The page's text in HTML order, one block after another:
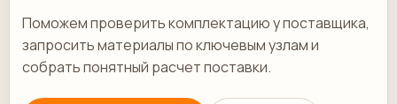
Поможем проверить комплектацию у поставщика,
запросить материалы по ключевым узлам и
собрать понятный расчет поставки.